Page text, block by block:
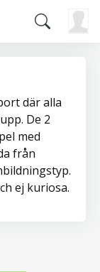
där alla
De 2
med
från
ej kuriosa.